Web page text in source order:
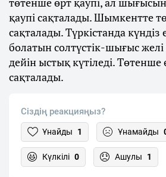
қаупі сақталады. Шымкентте
сақталады. Түркістанда күндіз
болатын солтүстік-шығыс
дейін ыстық күтіледі. Төтенше
сақталады.
Сіздің реакцияңыз?
Ұнайды 1 Ұнамайды
Күлкілі 0 Ашулы 1